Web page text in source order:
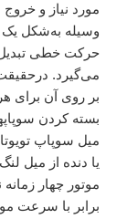
مورد نیاز و
وسیله به‌شکل
حرکت خطی تبدیل
می‌گیرد.
بر روی آن برای
بسته کردن
میل سوپاپ
یا دنده از میل
موتور چهار
برابر با سرعت